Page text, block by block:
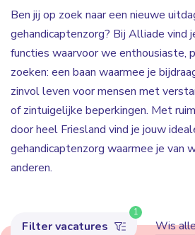
Ben jij op zoek naar een nieuwe
gehandicaptenzorg? Bij Alliade vind
functies waarvoor we enthousiaste,
zoeken: een baan waarmee je
zinvol leven voor mensen met
of zintuigelijke beperkingen. Met
door heel Friesland vind je jouw
gehandicaptenzorg waarmee je van
anderen.
Filter vacatures
1
Wis